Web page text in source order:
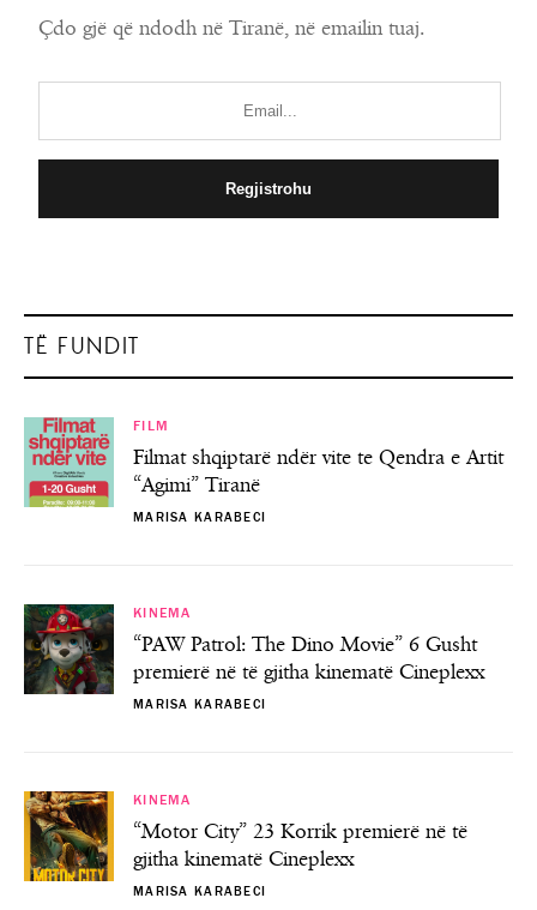
Çdo gjë që ndodh në Tiranë, në emailin tuaj.
TË FUNDIT
FILM
Filmat shqiptarë ndër vite te Qendra e Artit
“Agimi” Tiranë
MARISA KARABECI
KINEMA
“PAW Patrol: The Dino Movie” 6 Gusht
premierë në të gjitha kinematë Cineplexx
MARISA KARABECI
KINEMA
“Motor City” 23 Korrik premierë në të
gjitha kinematë Cineplexx
MARISA KARABECI